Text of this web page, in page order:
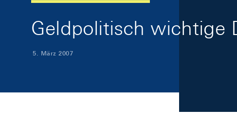
Geldpolitisch wichtige
5. März 2007